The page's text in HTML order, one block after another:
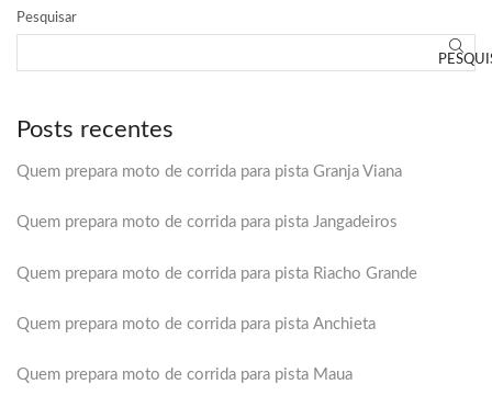
Pesquisar
Posts recentes
Quem prepara moto de corrida para pista Granja Viana
Quem prepara moto de corrida para pista Jangadeiros
Quem prepara moto de corrida para pista Riacho Grande
Quem prepara moto de corrida para pista Anchieta
Quem prepara moto de corrida para pista Maua